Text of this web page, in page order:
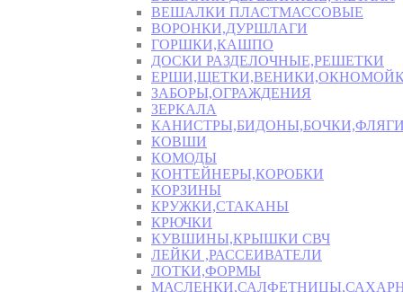
ВЕШАЛКИ ПЛАСТМАССОВЫЕ
ВОРОНКИ,ДУРШЛАГИ
ГОРШКИ,КАШПО
ДОСКИ РАЗДЕЛОЧНЫЕ,РЕШЕТКИ
ЗАБОРЫ,ОГРАЖДЕНИЯ
ЗЕРКАЛА
КОВШИ
КОМОДЫ
КОНТЕЙНЕРЫ,КОРОБКИ
КОРЗИНЫ
КРУЖКИ,СТАКАНЫ
КРЮЧКИ
КУВШИНЫ,КРЫШКИ СВЧ
ЛЕЙКИ ,РАССЕИВАТЕЛИ
ЛОТКИ,ФОРМЫ